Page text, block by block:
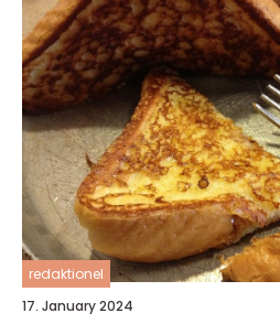
redaktionel
17. January 2024